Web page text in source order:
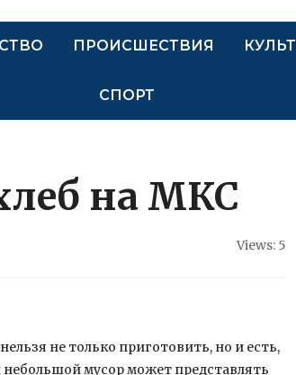
ПРОИСШЕСТВИЯ КУЛЬТ
СПОРТ
на МКС
Views: 5
не только приготовить, но и есть,
мусор может представлять